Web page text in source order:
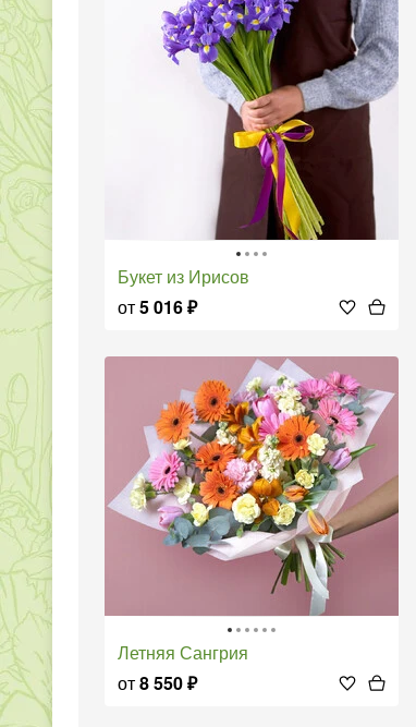
Букет из Ирисов
от5 016₽
Летняя Сангрия
от8 550₽